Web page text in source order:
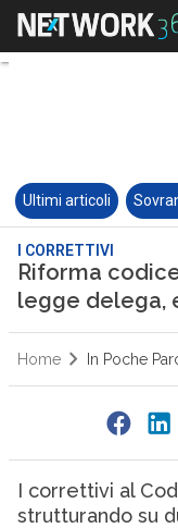
Ultimi articoli
I CORRETTIVI
Riforma
legge delega,
Home In Poche
I correttivi al
strutturando su